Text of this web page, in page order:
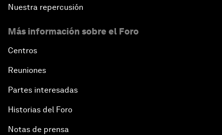
Nuestra repercusión
Más información sobre el Foro
Centros
Reuniones
Partes interesadas
Historias del Foro
Notas de prensa